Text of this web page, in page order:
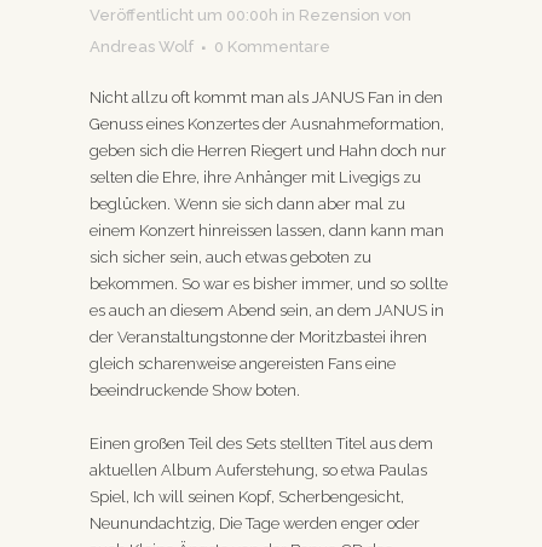
Veröffentlicht um 00:00h in Rezension von
Andreas Wolf
0 Kommentare
Nicht allzu oft kommt man als JANUS Fan in den
Genuss eines Konzertes der Ausnahmeformation,
geben sich die Herren Riegert und Hahn doch nur
selten die Ehre, ihre Anhänger mit Livegigs zu
beglücken. Wenn sie sich dann aber mal zu
einem Konzert hinreissen lassen, dann kann man
sich sicher sein, auch etwas geboten zu
bekommen. So war es bisher immer, und so sollte
es auch an diesem Abend sein, an dem JANUS in
der Veranstaltungstonne der Moritzbastei ihren
gleich scharenweise angereisten Fans eine
beeindruckende Show boten.
Einen großen Teil des Sets stellten Titel aus dem
aktuellen Album Auferstehung, so etwa Paulas
Spiel, Ich will seinen Kopf, Scherbengesicht,
Neunundachtzig, Die Tage werden enger oder